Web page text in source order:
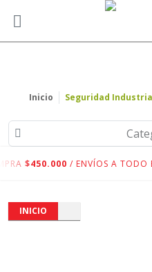
Inicio Seguridad
$450.000 / ENVÍOS A TODO
INICIO